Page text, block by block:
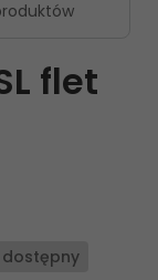
flet
dostępny